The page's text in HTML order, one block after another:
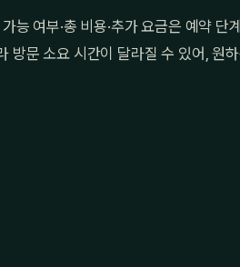
능 여부·총 비용·추가 요금은 예약 단
방문 소요 시간이 달라질 수 있어, 원